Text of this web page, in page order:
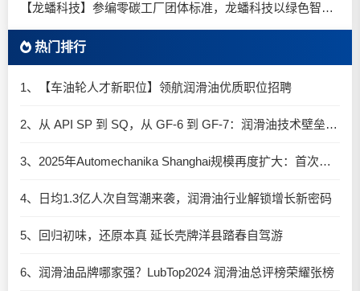
【龙蟠科技】参编零碳工厂团体标准，龙蟠科技以绿色智造锚定零碳未来
热门排行
1、【车油轮人才新职位】领航润滑油优质职位招聘
2、从 API SP 到 SQ，从 GF-6 到 GF-7：润滑油技术壁垒再升高，你准备好了吗？
3、2025年Automechanika Shanghai规模再度扩大：首次启用国家会展中心（上海）全部15个展馆
4、日均1.3亿人次自驾潮来袭，润滑油行业解锁增长新密码​
5、回归初味，还原本真 延长壳牌洋县踏春自驾游
6、润滑油品牌哪家强？LubTop2024 润滑油总评榜荣耀张榜